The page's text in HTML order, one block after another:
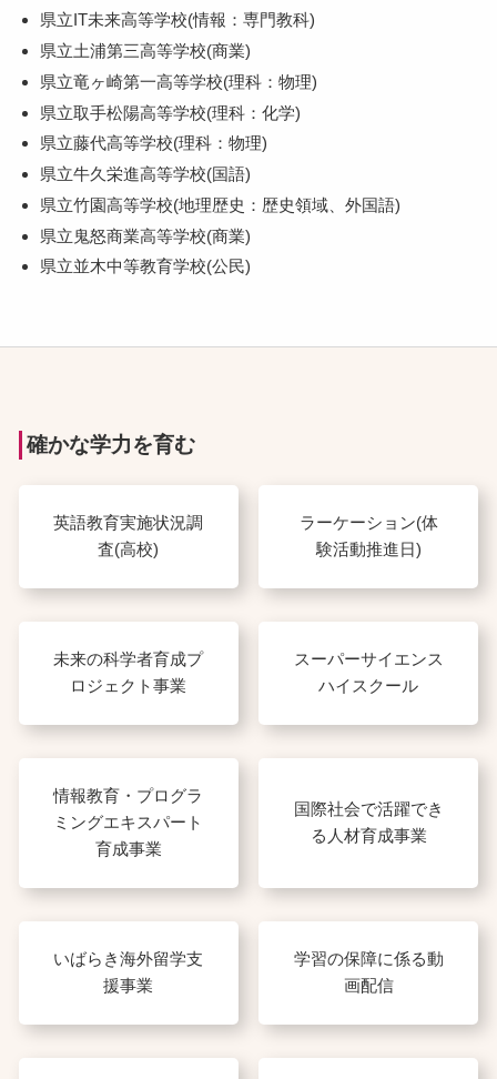
県立IT未来高等学校(情報：専門教科)
県立土浦第三高等学校(商業)
県立竜ヶ崎第一高等学校(理科：物理)
県立取手松陽高等学校(理科：化学)
県立藤代高等学校(理科：物理)
県立牛久栄進高等学校(国語)
県立竹園高等学校(地理歴史：歴史領域、外国語)
県立鬼怒商業高等学校(商業)
県立並木中等教育学校(公民)
確かな学力を育む
英語教育実施状況調
査(高校)
ラーケーション(体
験活動推進日)
未来の科学者育成プ
ロジェクト事業
スーパーサイエンス
ハイスクール
情報教育・プログラ
ミングエキスパート
育成事業
国際社会で活躍でき
る人材育成事業
いばらき海外留学支
援事業
学習の保障に係る動
画配信